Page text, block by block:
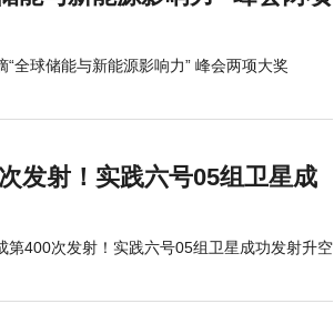
“全球储能与新能源影响力” 峰会两项大奖
发射！实践六号05组卫星成
第400次发射！实践六号05组卫星成功发射升空